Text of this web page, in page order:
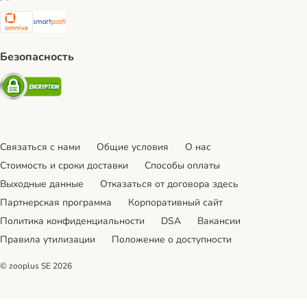
Omniva Shipping Method
SmartPosti Shipping Method
Безопасность
Security
Связаться с нами Общие условия
О нас
Стоимость и сроки доставки
Cпособы оплаты
Выходные данные
Отказаться от договора здесь
Партнерская программа
Корпоративный сайт
Политика конфиденциальности
DSA
Вакансии
Правила утилизации
Положение о доступности
© zooplus SE 2026